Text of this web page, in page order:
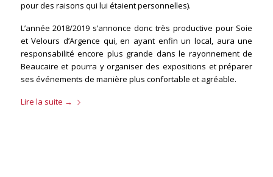
pour des raisons qui lui étaient personnelles).
L’année 2018/2019 s’annonce donc très productive pour Soie
et Velours d’Argence qui, en ayant enfin un local, aura une
responsabilité encore plus grande dans le rayonnement de
Beaucaire et pourra y organiser des expositions et préparer
ses événements de manière plus confortable et agréable.
Lire la suite →